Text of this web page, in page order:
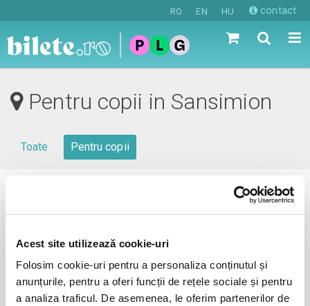
Acest site utilizează cookie-uri
Folosim cookie-uri pentru a personaliza conținutul și
anunțurile, pentru a oferi funcții de rețele sociale și pentru
a analiza traficul. De asemenea, le oferim partenerilor de
RO EN HU contact
Pentru copii in Sansimion
Toate Pentru copii
0 evenimente in viitorul apropiat
anunta-ma pe email cand apare urmatorul eveniment la
Sansimion